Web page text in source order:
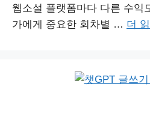
웹소설 플랫폼마다 다른 수익
가에게 중요한 회차별 … 더